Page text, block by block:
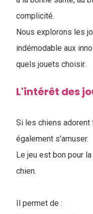
complicité.
Nous explorons les
indémodable aux
quels jouets choisir.
L'intérêt des
Si les chiens
également s'amuser.
Le jeu est bon pour
chien.
Il permet de :